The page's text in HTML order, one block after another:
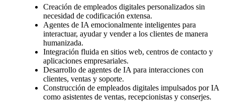
Creación de empleados digitales personalizados sin
necesidad de codificación extensa.
Agentes de IA emocionalmente inteligentes para
interactuar, ayudar y vender a los clientes de manera
humanizada.
Integración fluida en sitios web, centros de contacto y
aplicaciones empresariales.
Desarrollo de agentes de IA para interacciones con
clientes, ventas y soporte.
Construcción de empleados digitales impulsados por IA
como asistentes de ventas, recepcionistas y conserjes.